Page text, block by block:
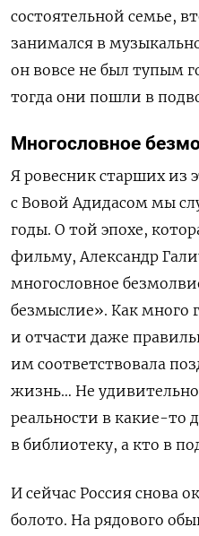
состоятельной семье,
занимался в
он вовсе не был тупым
тогда они пошли в
Многословное
Я ровесник старших из
с Вовой Адидасом мы
годы. О той эпохе,
фильму, Александр
многословное
безмыслие». Как много
и отчасти даже
им соответствовала
жизнь… Не
реальности в какие-то
в библиотеку, а кто в
И сейчас Россия снова
болото. На рядового